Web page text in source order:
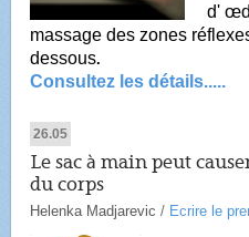
d'
massage des zones
dessous.
Consultez les détails.....
26.05
Le sac à main peut
du corps
Helenka Madjarevic / Ecrire le